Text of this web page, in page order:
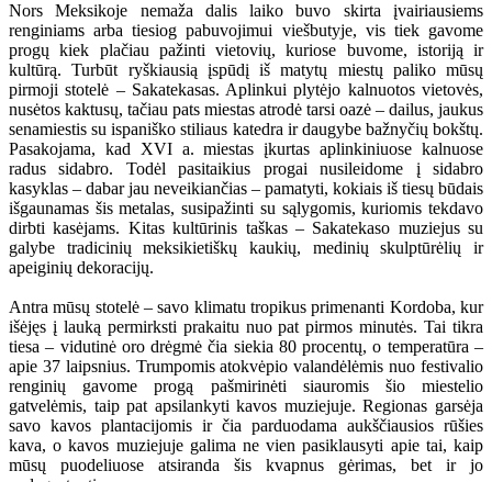
Nors Meksikoje nemaža dalis laiko buvo skirta įvairiausiems
renginiams arba tiesiog pabuvojimui viešbutyje, vis tiek gavome
progų kiek plačiau pažinti vietovių, kuriose buvome, istoriją ir
kultūrą. Turbūt ryškiausią įspūdį iš matytų miestų paliko mūsų
pirmoji stotelė – Sakatekasas. Aplinkui plytėjo kalnuotos vietovės,
nusėtos kaktusų, tačiau pats miestas atrodė tarsi oazė – dailus, jaukus
senamiestis su ispaniško stiliaus katedra ir daugybe bažnyčių bokštų.
Pasakojama, kad XVI a. miestas įkurtas aplinkiniuose kalnuose
radus sidabro. Todėl pasitaikius progai nusileidome į sidabro
kasyklas – dabar jau neveikiančias – pamatyti, kokiais iš tiesų būdais
išgaunamas šis metalas, susipažinti su sąlygomis, kuriomis tekdavo
dirbti kasėjams. Kitas kultūrinis taškas – Sakatekaso muziejus su
galybe tradicinių meksikietiškų kaukių, medinių skulptūrėlių ir
apeiginių dekoracijų.
Antra mūsų stotelė – savo klimatu tropikus primenanti Kordoba, kur
išėjęs į lauką permirksti prakaitu nuo pat pirmos minutės. Tai tikra
tiesa – vidutinė oro drėgmė čia siekia 80 procentų, o temperatūra –
apie 37 laipsnius. Trumpomis atokvėpio valandėlėmis nuo festivalio
renginių gavome progą pašmirinėti siauromis šio miestelio
gatvelėmis, taip pat apsilankyti kavos muziejuje. Regionas garsėja
savo kavos plantacijomis ir čia parduodama aukščiausios rūšies
kava, o kavos muziejuje galima ne vien pasiklausyti apie tai, kaip
mūsų puodeliuose atsiranda šis kvapnus gėrimas, bet ir jo